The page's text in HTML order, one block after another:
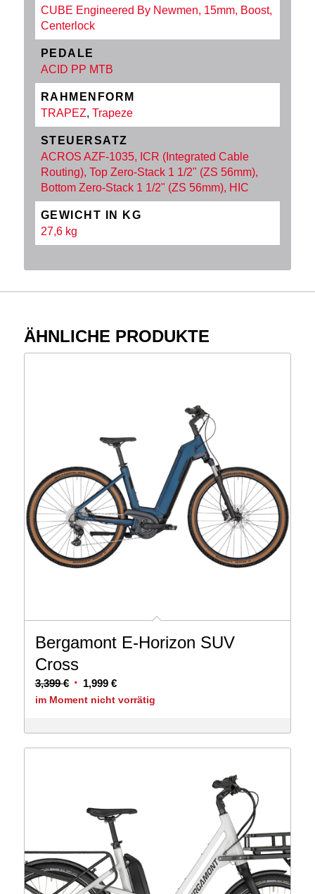
CUBE Engineered By Newmen, 15mm, Boost,
Centerlock
PEDALE
ACID PP MTB
RAHMENFORM
TRAPEZ, Trapeze
STEUERSATZ
ACROS AZF-1035, ICR (Integrated Cable
Routing), Top Zero-Stack 1 1/2" (ZS 56mm),
Bottom Zero-Stack 1 1/2" (ZS 56mm), HIC
GEWICHT IN KG
27,6 kg
ÄHNLICHE PRODUKTE
Bergamont E-Horizon SUV
Cross
3,399€ Ursprünglicher
Preis
3,399 €
1,999 €Aktueller
Preis
1,999 €.
im Moment nicht vorrätig